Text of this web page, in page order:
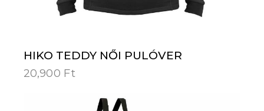
HIKO TEDDY NŐI PULÓVER
20,900 Ft